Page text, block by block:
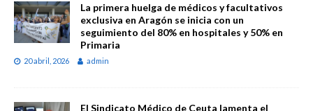
La primera huelga de médicos y facultativos
exclusiva en Aragón se inicia con un
seguimiento del 80% en hospitales y 50% en
Primaria
20 abril, 2026 admin
El Sindicato Médico de Ceuta lamenta el